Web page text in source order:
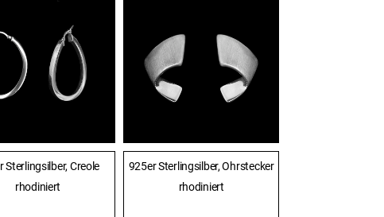
Sterlingsilber, Creole
rhodiniert
925er Sterlingsilber, Ohrstecker
rhodiniert